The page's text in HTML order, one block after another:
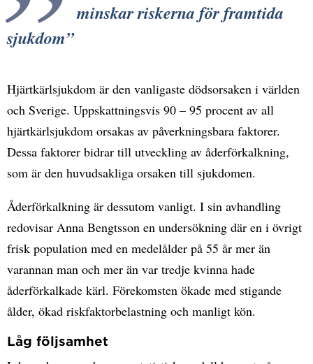
minskar riskerna för framtida
sjukdom
Hjärtkärlsjukdom är den vanligaste dödsorsaken i världen
och Sverige. Uppskattningsvis 90 – 95 procent av all
hjärtkärlsjukdom orsakas av påverkningsbara faktorer.
Dessa faktorer bidrar till utveckling av åderförkalkning,
som är den huvudsakliga orsaken till sjukdomen.
Åderförkalkning är dessutom vanligt. I sin avhandling
redovisar Anna Bengtsson en undersökning där en i övrigt
frisk population med en medelålder på 55 år mer än
varannan man och mer än var tredje kvinna hade
åderförkalkade kärl. Förekomsten ökade med stigande
ålder, ökad riskfaktorbelastning och manligt kön.
Låg följsamhet